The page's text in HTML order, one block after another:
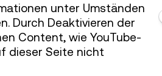
8.
unter Umständen
Durch Deaktivieren der
Content, wie YouTube-
dieser Seite nicht